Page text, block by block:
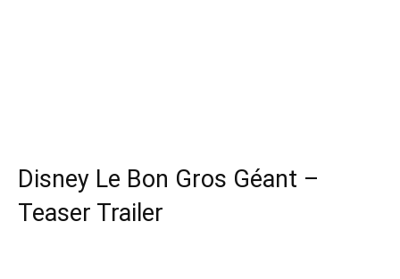
Disney Le Bon Gros Géant –
Teaser Trailer